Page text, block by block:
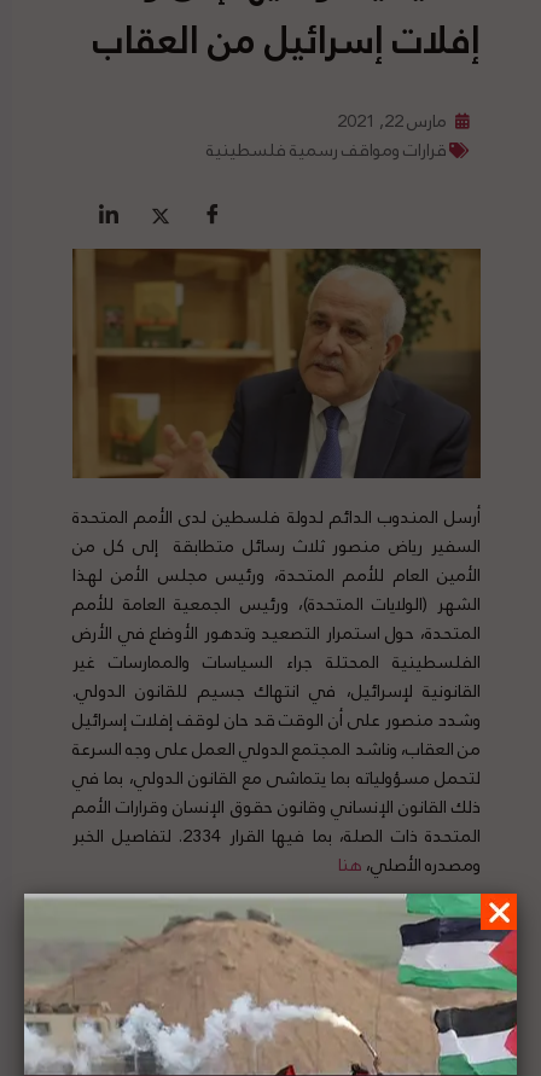
إفلات إسرائيل من العقاب
مارس 22, 2021
قرارات ومواقف رسمية فلسطينية
أرسل المندوب الدائم لدولة فلسطين لدى الأمم المتحدة
السفير رياض منصور ثلاث رسائل متطابقة إلى كل من
الأمين العام للأمم المتحدة، ورئيس مجلس الأمن لهذا
الشهر (الولايات المتحدة)، ورئيس الجمعية العامة للأمم
المتحدة، حول استمرار التصعيد وتدهور الأوضاع في الأرض
الفلسطينية المحتلة جراء السياسات والممارسات غير
القانونية لإسرائيل، في انتهاك جسيم للقانون الدولي.
وشدد منصور على أن الوقت قد حان لوقف إفلات إسرائيل
من العقاب، وناشد المجتمع الدولي العمل على وجه السرعة
لتحمل مسؤولياته بما يتماشى مع القانون الدولي، بما في
ذلك القانون الإنساني وقانون حقوق الإنسان وقرارات الأمم
المتحدة ذات الصلة، بما فيها القرار 2334. لتفاصيل الخبر
ومصدره الأصلي،هنا
الناطق باسم الرئاسة الفلسطينية رداً على تصريحات
لنتنياهو: تحقيق السلام من خلال الاستقرار مع
الشعب الفلسطيني